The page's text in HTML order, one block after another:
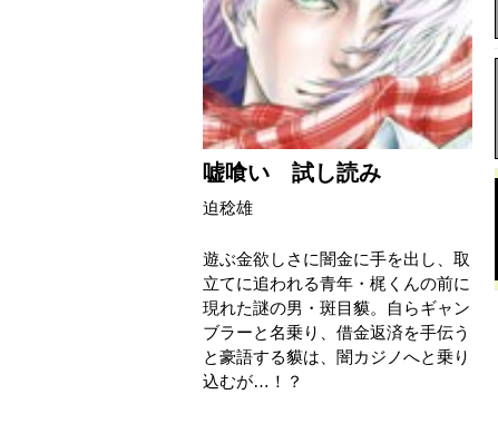
嘘喰い 試し読み
迫稔雄
遊ぶ金欲しさに闇金に手を出し、取
立てに追われる青年・梶くんの前に
現れた謎の男・斑目貘。自らギャン
ブラーと名乗り、借金返済を手伝う
と豪語する貘は、闇カジノへと乗り
込むが…！？